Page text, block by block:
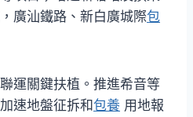
廣汕鐵路、新白廣城際包
運關鍵扶植。推進希音等
速地盤征拆和包養 用地報